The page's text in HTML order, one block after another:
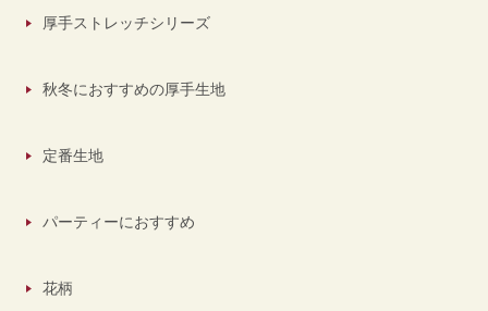
厚手ストレッチシリーズ
秋冬におすすめの厚手生地
定番生地
パーティーにおすすめ
花柄